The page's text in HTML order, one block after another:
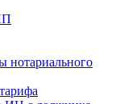
нотариального